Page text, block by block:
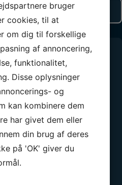
det utaknemmelige
❤️⛵ I Tera Pro tog…
bruger
cookies, til at
om dig til forskellige
af annoncering,
funktionalitet,
Disse oplysninger
og
kan kombinere dem
har givet dem eller
din brug af deres
på 'OK' giver du